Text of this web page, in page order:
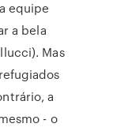
equipe
a bela
Mas
a
- o